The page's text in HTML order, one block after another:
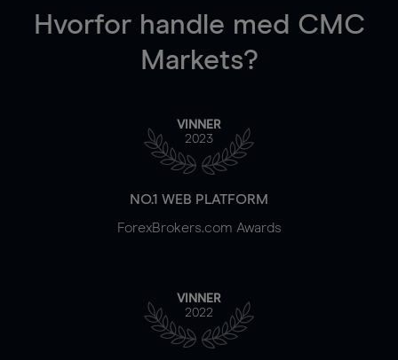
Hvorfor handle med CMC
Markets?
VINNER
2023
NO.1 WEB PLATFORM
ForexBrokers.com Awards
VINNER
2022